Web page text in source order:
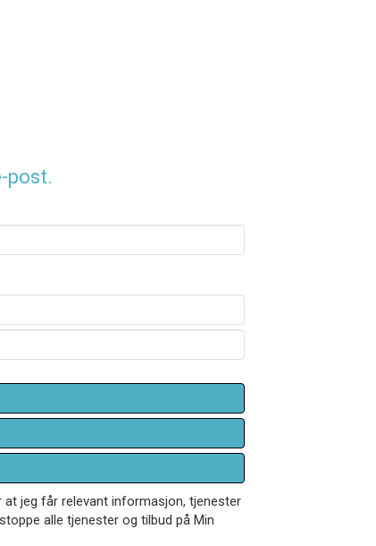
post.
at jeg får relevant informasjon, tjenester
alle tjenester og tilbud på Min